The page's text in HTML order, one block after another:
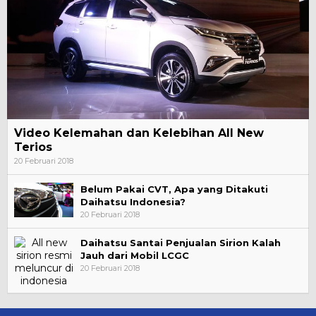
Video Kelemahan dan Kelebihan All New
Terios
20 Februari 2018
Belum Pakai CVT, Apa yang Ditakuti
Daihatsu Indonesia?
20 Februari 2018
Daihatsu Santai Penjualan Sirion Kalah
Jauh dari Mobil LCGC
20 Februari 2018